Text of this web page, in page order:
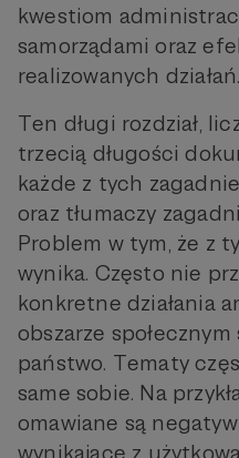
kwestiom
samorządami oraz
realizowanych działań.
Ten długi rozdział,
trzecią długości
każde z tych
oraz tłumaczy
Problem w tym, że z
wynika. Często nie
konkretne działania
obszarze społecznym
państwo. Tematy
same sobie. Na
omawiane są
wynikające z